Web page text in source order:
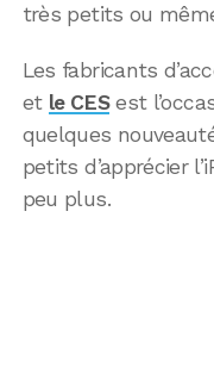
très petits ou
Les fabricants
et le CESest
quelques
petits d’apprécier
peu plus.